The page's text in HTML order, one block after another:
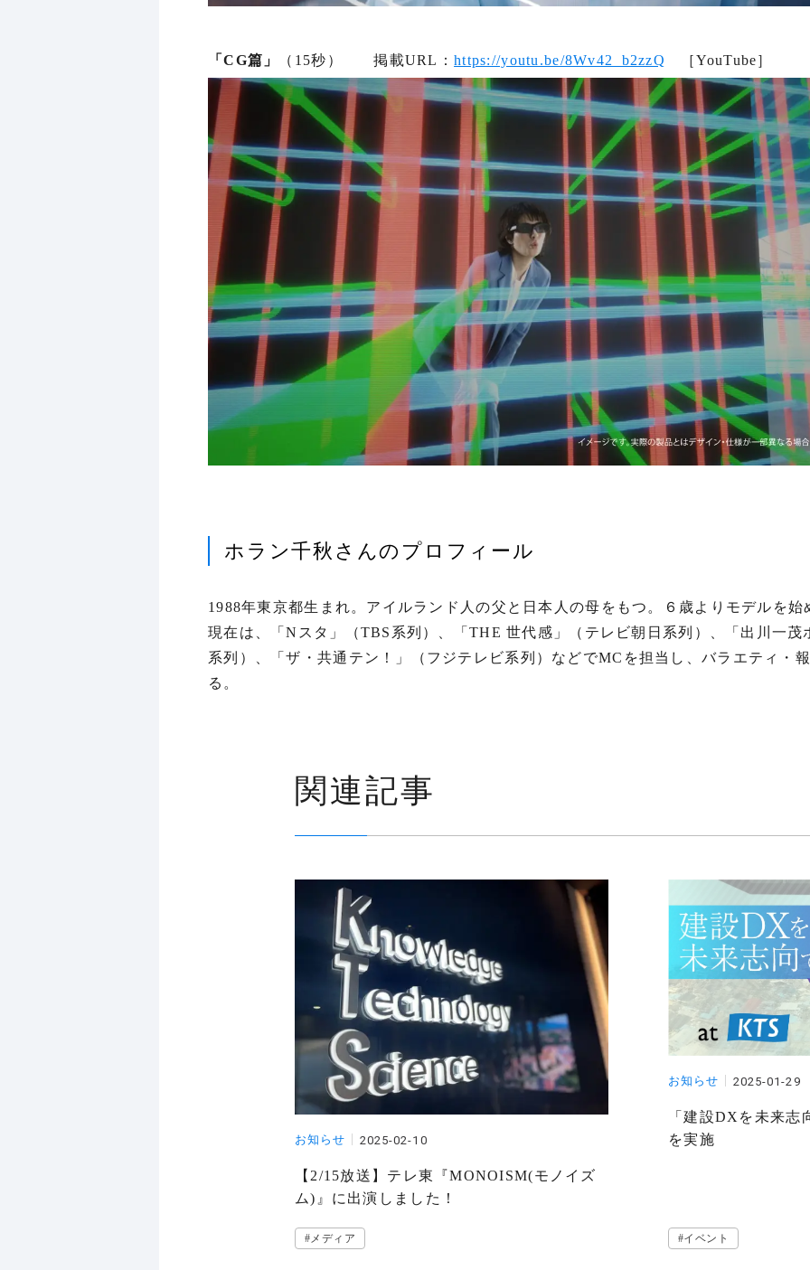
「CG篇」 （15秒） 掲載URL：https://youtu.be/8Wv42_b2zzQ ［YouTube］
ホラン千秋さんのプロフィール
1988年東京都生まれ。アイルランド人の父と日本人の母をもつ。６歳よりモデルを
現在は、「Nスタ」（TBS系列）、「THE 世代感」（テレビ朝日系列）、「出川一
系列）、「ザ・共通テン！」（フジテレビ系列）などでMCを担当し、バラエティ・
る。
関連記事
お知らせ 2025-02-10
【2/15放送】テレ東『MONOISM(モノイズ
ム)』に出演しました！
#メディア
お知らせ 2025-01-29
「建設DXを未来志
を実施
#イベント